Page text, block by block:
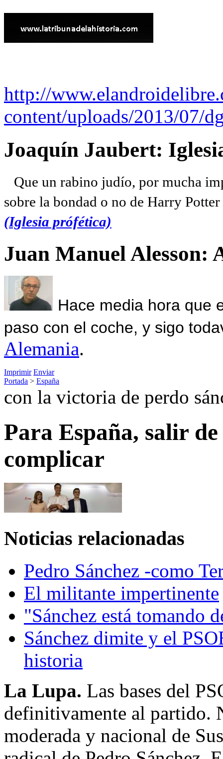
http://
content/uploads/2013/07/
Joaquín Jaubert:
Que un rabino judío, por mucha
sobre la bondad o no de Harry
(Iglesia prófética)
Juan Manuel Alesson:
Hace media hora que
paso con el coche, y sigo
Alemania.
Imprimir Enviar
Portada > España
con la victoria de perdo
Para España, salir
complicar
Noticias relacionadas
Pedro Sánchez -como
El militante impertinente
"Sánchez está tomando
Sánchez dimite y el
historia
La Lupa. Las bases del
definitivamente al partido.
moderada y nacional de